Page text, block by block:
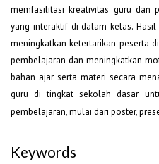
memfasilitasi kreativitas guru dan
yang interaktif di dalam kelas.
meningkatkan ketertarikan peserta
pembelajaran dan meningkatkan
bahan ajar serta materi secara
guru di tingkat sekolah dasar
pembelajaran, mulai dari poster,
Keywords